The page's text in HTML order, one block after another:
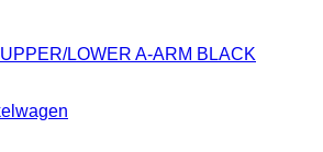
LOWER A-ARM BLACK